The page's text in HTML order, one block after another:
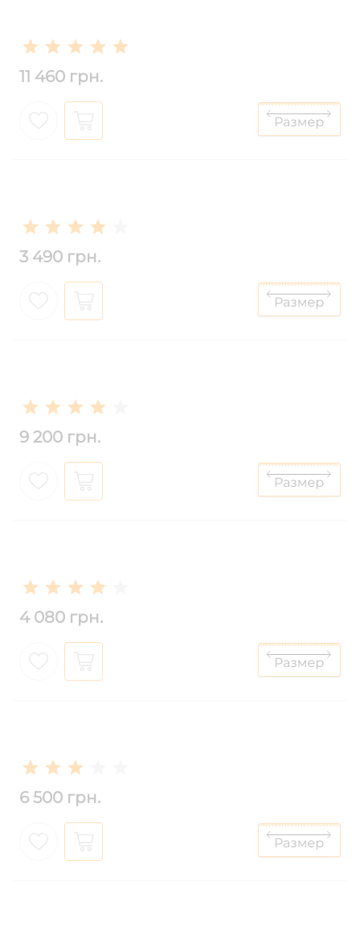
11 460 грн.
3 490 грн.
9 200 грн.
4 080 грн.
6 500 грн.